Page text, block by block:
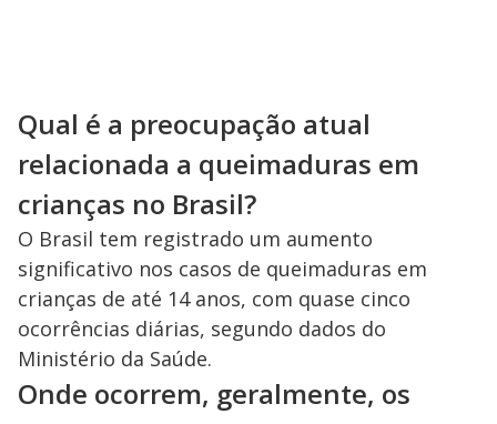
Qual é a preocupação atual
relacionada a queimaduras em
crianças no Brasil?
O Brasil tem registrado um aumento
significativo nos casos de queimaduras em
crianças de até 14 anos, com quase cinco
ocorrências diárias, segundo dados do
Ministério da Saúde.
Onde ocorrem, geralmente, os